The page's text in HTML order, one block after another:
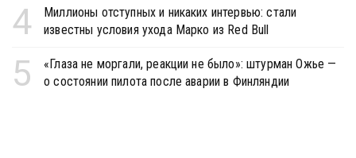
4
Миллионы отступных и никаких интервью: стали
известны условия ухода Марко из Red Bull
5
«Глаза не моргали, реакции не было»: штурман Ожье —
о состоянии пилота после аварии в Финляндии